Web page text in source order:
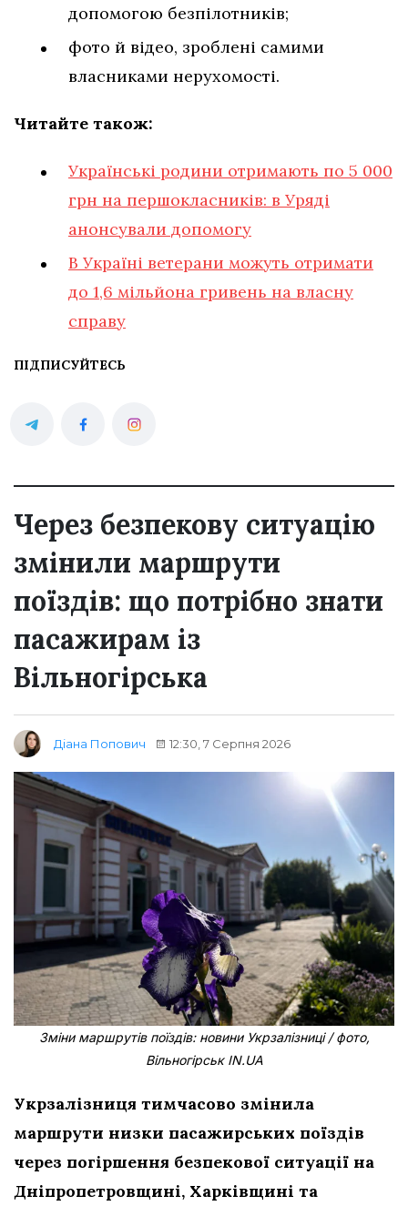
допомогою безпілотників;
фото й відео, зроблені самими
власниками нерухомості.
Читайте також:
Українські родини отримають по 5 000
грн на першокласників: в Уряді
анонсували допомогу
В Україні ветерани можуть отримати
до 1,6 мільйона гривень на власну
справу
ПІДПИСУЙТЕСЬ
Через безпекову ситуацію
змінили маршрути
поїздів: що потрібно знати
пасажирам із
Вільногірська
Діана Попович 12:30, 7 Серпня 2026
Зміни маршрутів поїздів: новини Укрзалізниці / фото,
Вільногірськ IN.UA
Укрзалізниця тимчасово змінила
маршрути низки пасажирських поїздів
через погіршення безпекової ситуації на
Дніпропетровщині, Харківщині та